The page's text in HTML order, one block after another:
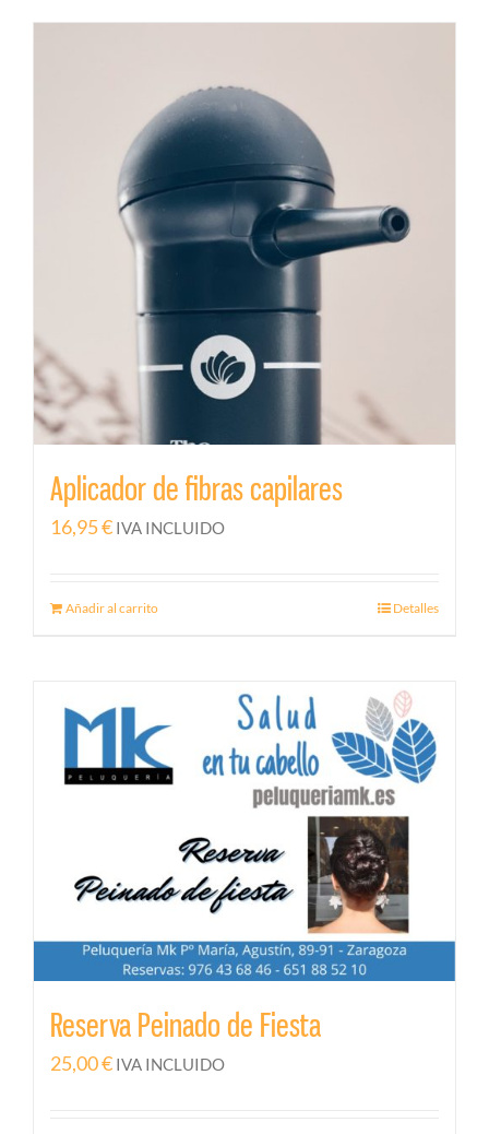
Aplicador de fibras capilares
16,95€ IVA INCLUIDO
Añadir al carrito Detalles
Reserva Peinado de Fiesta
25,00€ IVA INCLUIDO